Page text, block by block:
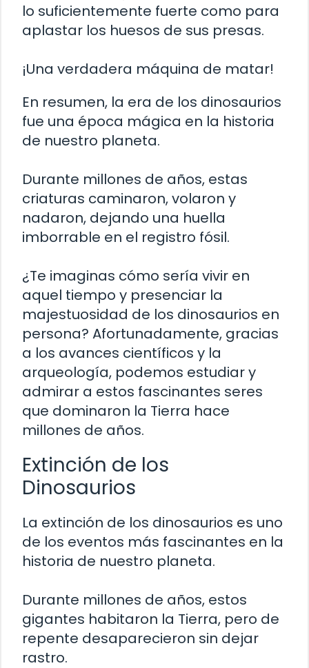
lo suficientemente fuerte como para
aplastar los huesos de sus presas.
¡Una verdadera máquina de matar!
En resumen, la era de los dinosaurios
fue una época mágica en la historia
de nuestro planeta.
Durante millones de años, estas
criaturas caminaron, volaron y
nadaron, dejando una huella
imborrable en el registro fósil.
¿Te imaginas cómo sería vivir en
aquel tiempo y presenciar la
majestuosidad de los dinosaurios en
persona? Afortunadamente, gracias
a los avances científicos y la
arqueología, podemos estudiar y
admirar a estos fascinantes seres
que dominaron la Tierra hace
millones de años.
Extinción de los
Dinosaurios
La extinción de los dinosaurios es uno
de los eventos más fascinantes en la
historia de nuestro planeta.
Durante millones de años, estos
gigantes habitaron la Tierra, pero de
repente desaparecieron sin dejar
rastro.